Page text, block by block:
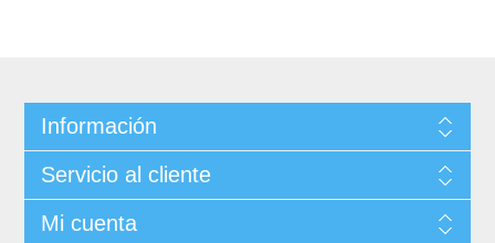
Información
Servicio al cliente
Mi cuenta